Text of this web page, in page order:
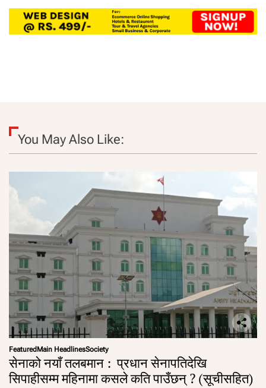
You May Also Like:
Featured Main HeadlinesSociety
सेनाको नयाँ तलबमान : प्रधान सेनापतिदेखि
सिपाहीसम्म महिनामा कसले कति पाउँछन् ? (सूचीसहित)